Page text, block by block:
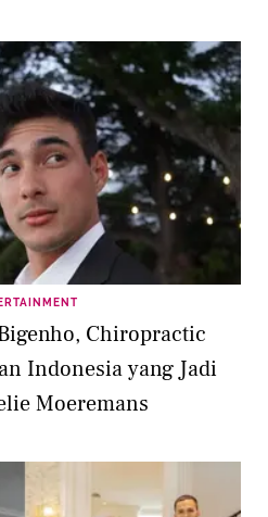
Chiropractic
Indonesia yang Jadi
Moeremans